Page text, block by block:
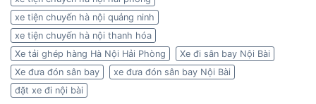
xe tiện chuyến hà nội quảng ninh
xe tiện chuyến hà nội thanh hóa
Xe tải ghép hàng Hà Nội Hải Phòng
Xe đi sân bay Nội Bài
Xe đưa đón sân bay
xe đưa đón sân bay Nội Bài
đặt xe đi nội bài